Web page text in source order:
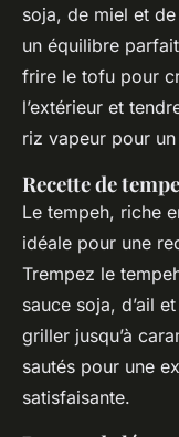
soja, de miel et
un équilibre
frire le tofu pour
l’extérieur et
riz vapeur pour
Recette de
Le tempeh, riche
idéale pour une
Trempez le
sauce soja, d’ail
griller jusqu’à
sautés pour une
satisfaisante.